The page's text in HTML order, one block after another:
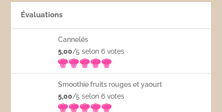
Évaluations
Cannelés
5,00/5 selon 6votes
Smoothie fruits rouges et yaourt
5,00/5 selon 6votes